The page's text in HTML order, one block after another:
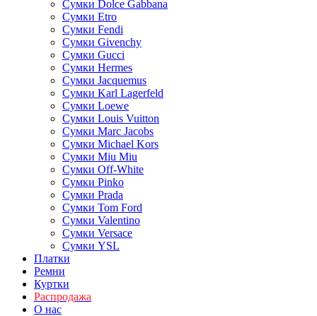
Сумки Dolce Gabbana
Сумки Etro
Сумки Fendi
Сумки Givenchy
Сумки Gucci
Сумки Hermes
Сумки Jacquemus
Сумки Karl Lagerfeld
Сумки Loewe
Сумки Louis Vuitton
Сумки Marc Jacobs
Сумки Michael Kors
Сумки Miu Miu
Сумки Off-White
Сумки Pinko
Сумки Prada
Сумки Tom Ford
Cумки Valentino
Сумки Versace
Сумки YSL
Платки
Ремни
Куртки
Распродажа
О нас